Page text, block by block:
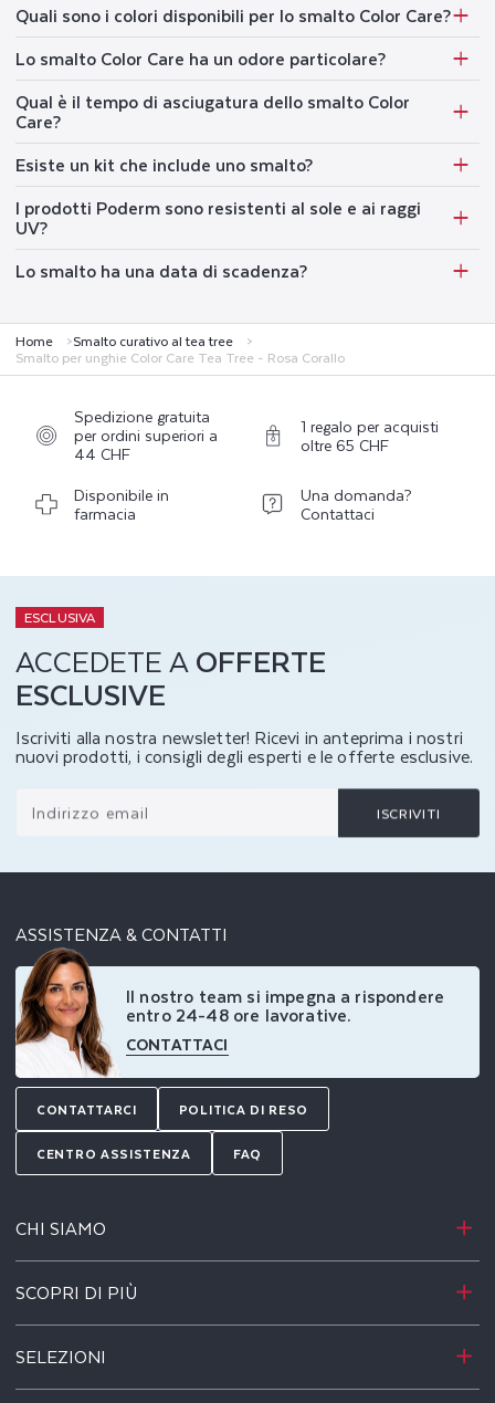
Quali sono i colori disponibili per lo smalto Color Care?
Lo smalto Color Care ha un odore particolare?
Qual è il tempo di asciugatura dello smalto Color
Care?
Esiste un kit che include uno smalto?
I prodotti Poderm sono resistenti al sole e ai raggi
UV?
Lo smalto ha una data di scadenza?
Home Smalto curativo al tea tree
Smalto per unghie Color Care Tea Tree - Rosa Corallo
Spedizione gratuita
per ordini superiori a
44 CHF
1 regalo per acquisti
oltre 65 CHF
Disponibile in
farmacia
Una domanda?
Contattaci
ESCLUSIVA
ACCEDETE AOFFERTE
ESCLUSIVE
Iscriviti alla nostra newsletter! Ricevi in anteprima i nostri
nuovi prodotti, i consigli degli esperti e le offerte esclusive.
Indirizzo email ISCRIVITI
ASSISTENZA & CONTATTI
Il nostro team si impegna a rispondere
entro 24-48 ore lavorative.
CONTATTACI
CONTATTARCI POLITICA DI RESO
CENTRO ASSISTENZA FAQ
CHI SIAMO
SCOPRI DI PIÙ
SELEZIONI